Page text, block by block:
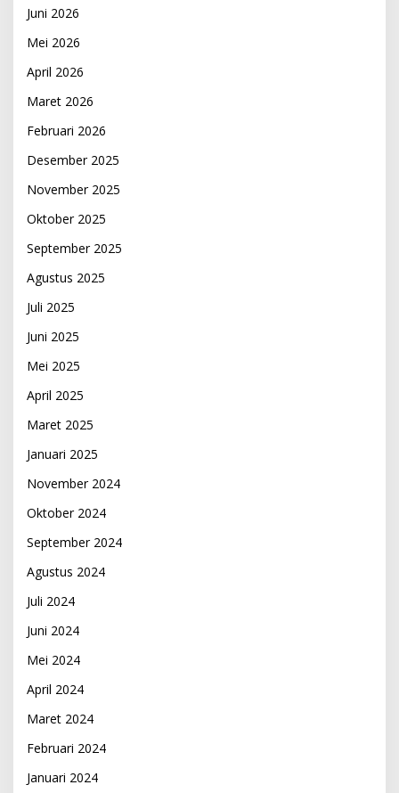
Juni 2026
Mei 2026
April 2026
Maret 2026
Februari 2026
Desember 2025
November 2025
Oktober 2025
September 2025
Agustus 2025
Juli 2025
Juni 2025
Mei 2025
April 2025
Maret 2025
Januari 2025
November 2024
Oktober 2024
September 2024
Agustus 2024
Juli 2024
Juni 2024
Mei 2024
April 2024
Maret 2024
Februari 2024
Januari 2024